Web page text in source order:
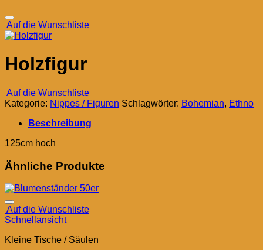
Auf die Wunschliste
Holzfigur
Auf die Wunschliste
Kategorie: Nippes / Figuren Schlagwörter: Bohemian, Ethno
Beschreibung
125cm hoch
Ähnliche Produkte
Auf die Wunschliste
Schnellansicht
Kleine Tische / Säulen